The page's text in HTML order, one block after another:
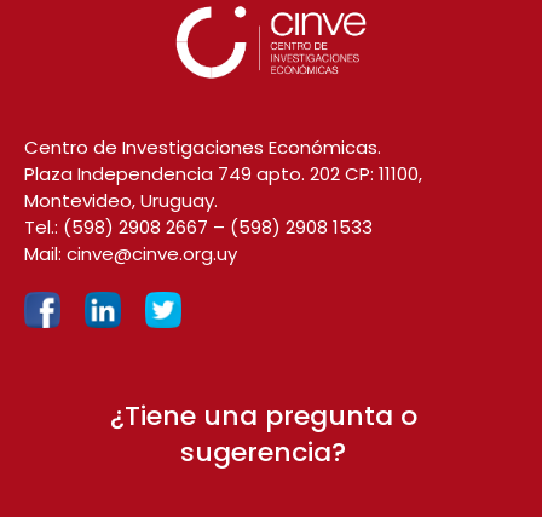
Centro de Investigaciones Económicas.
Plaza Independencia 749 apto. 202 CP: 11100,
Montevideo, Uruguay.
Tel.: (598) 2908 2667 – (598) 2908 1533
Mail: cinve@cinve.org.uy
¿Tiene una pregunta o
sugerencia?